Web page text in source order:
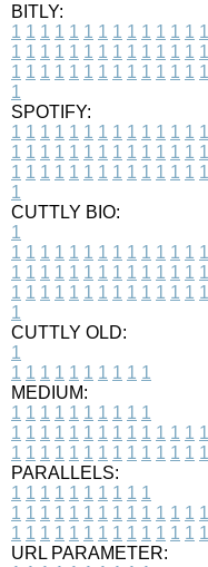
BITLY:
1 1 1 1 1 1 1 1 1 1 1 1 1 1
1 1 1 1 1 1 1 1 1 1 1 1 1 1
1 1 1 1 1 1 1 1 1 1 1 1 1 1
1
SPOTIFY:
1 1 1 1 1 1 1 1 1 1 1 1 1 1
1 1 1 1 1 1 1 1 1 1 1 1 1 1
1 1 1 1 1 1 1 1 1 1 1 1 1 1
1
CUTTLY BIO:
1
1 1 1 1 1 1 1 1 1 1 1 1 1 1
1 1 1 1 1 1 1 1 1 1 1 1 1 1
1 1 1 1 1 1 1 1 1 1 1 1 1 1
1
CUTTLY OLD:
1
1 1 1 1 1 1 1 1 1 1
MEDIUM:
1 1 1 1 1 1 1 1 1 1
1 1 1 1 1 1 1 1 1 1 1 1 1 1
1 1 1 1 1 1 1 1 1 1 1 1 1 1
PARALLELS:
1 1 1 1 1 1 1 1 1 1
1 1 1 1 1 1 1 1 1 1 1 1 1 1
1 1 1 1 1 1 1 1 1 1 1 1 1 1
URL PARAMETER: